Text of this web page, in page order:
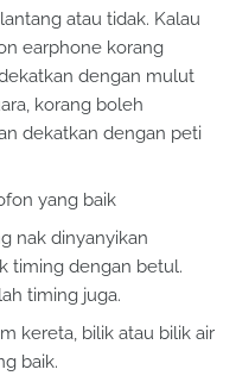
atau tidak. Kalau
earphone korang
dengan mulut
korang boleh
dekatkan dengan peti
yang baik
nak dinyanyikan
timing dengan betul.
timing juga.
kereta, bilik atau bilik air
baik.